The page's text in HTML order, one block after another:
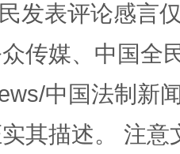
你上场
发表评论感言
传媒、中国全
中国法制新
其描述。 注